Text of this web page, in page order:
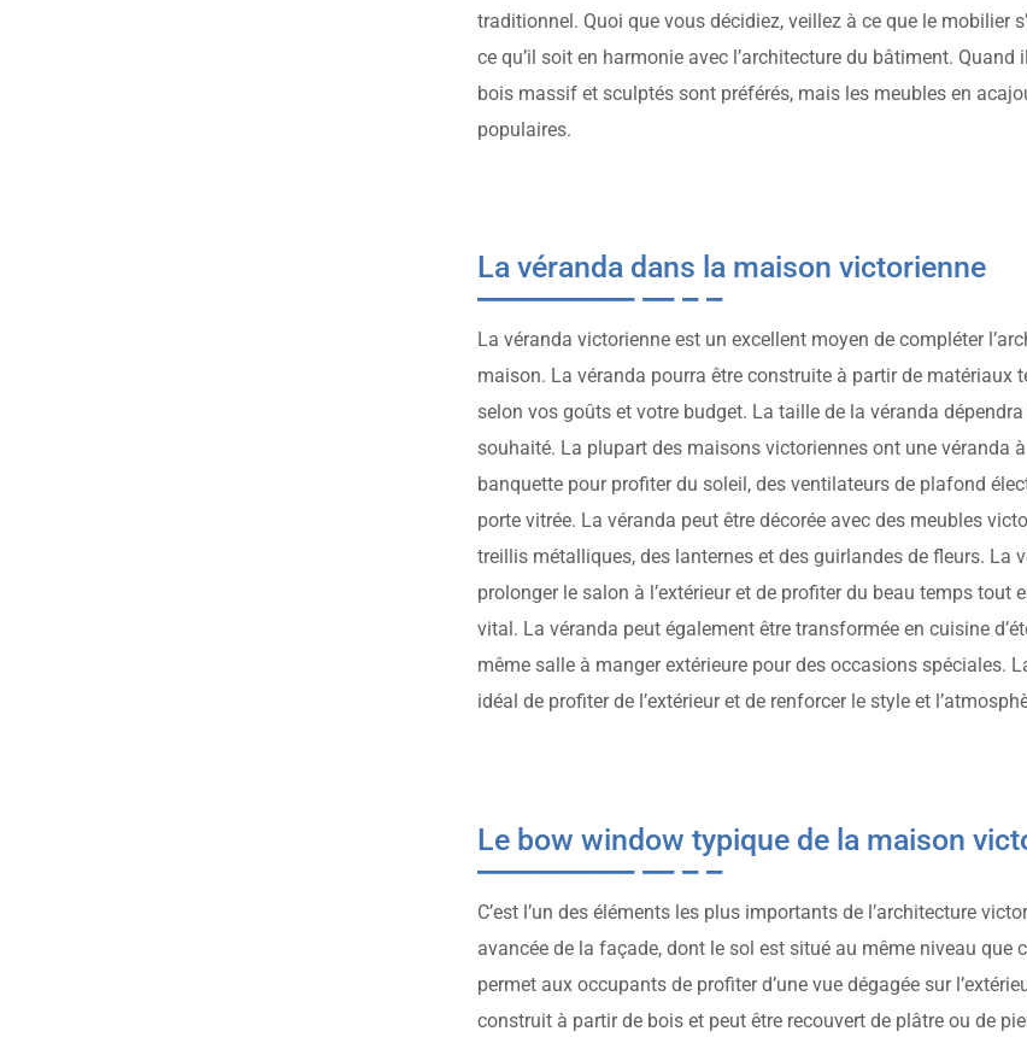
traditionnel. Quoi que vous décidiez, veillez à ce que le mobilier
ce qu’il soit en harmonie avec l’architecture du bâtiment. Quand
bois massif et sculptés sont préférés, mais les meubles en
populaires.
La véranda dans la maison victorienne
La véranda victorienne est un excellent moyen de compléter
maison. La véranda pourra être construite à partir de matériaux
selon vos goûts et votre budget. La taille de la véranda
souhaité. La plupart des maisons victoriennes ont une véranda
banquette pour profiter du soleil, des ventilateurs de plafond
porte vitrée. La véranda peut être décorée avec des meubles
treillis métalliques, des lanternes et des guirlandes de fleurs. La
prolonger le salon à l’extérieur et de profiter du beau temps tout
vital. La véranda peut également être transformée en cuisine
même salle à manger extérieure pour des occasions spéciales.
idéal de profiter de l’extérieur et de renforcer le style et
Le bow window typique de la maison
C’est l’un des éléments les plus importants de l’architecture
avancée de la façade, dont le sol est situé au même niveau que
permet aux occupants de profiter d’une vue dégagée sur
construit à partir de bois et peut être recouvert de plâtre ou de